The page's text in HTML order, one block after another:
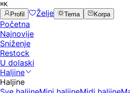
⌘K
Profil
Želje Tema Korpa
Početna
Najnovije
Sniženje
Restock
U dolaski
Haljine
Haljine